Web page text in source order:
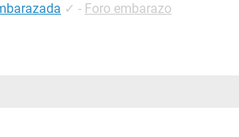
✓ - Foro embarazo